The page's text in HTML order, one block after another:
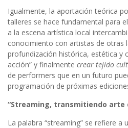
Igualmente, la aportación teórica
talleres se hace fundamental para
a la escena artística local
conocimiento con artistas de otras
profundización histórica, estética y
acción” y finalmente crear tejido
de performers que en un futuro
programación de próximas
“Streaming, transmitiendo arte
La palabra “streaming” se refiere a